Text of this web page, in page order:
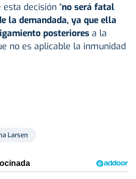
decisión “no será fatal
la demandada, ya que ella
posteriores a la
no es aplicable la inmunidad
Larsen